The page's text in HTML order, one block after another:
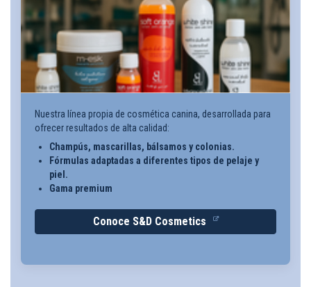
Nuestra línea propia de cosmética canina, desarrollada para
ofrecer resultados de alta calidad:
Champús, mascarillas, bálsamos y colonias.
Fórmulas adaptadas a diferentes tipos de pelaje y
piel.
Gama premium
Conoce S&D Cosmetics